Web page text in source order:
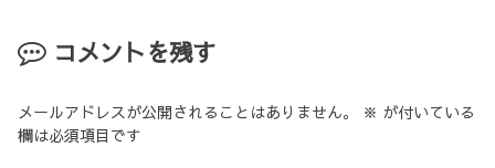
コメントを残す
メールアドレスが公開されることはありません。 ※ が付いている
欄は必須項目です